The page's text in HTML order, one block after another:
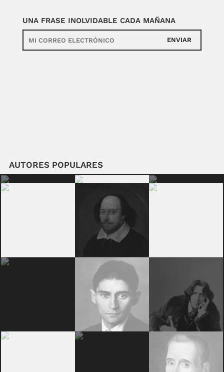
UNA FRASE INOLVIDABLE CADA MAÑANA
ENVIAR
AUTORES POPULARES